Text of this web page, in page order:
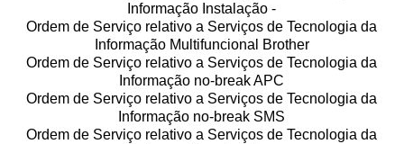
Informação Instalação -
Ordem de Serviço relativo a Serviços de Tecnologia da
Informação Multifuncional Brother
Ordem de Serviço relativo a Serviços de Tecnologia da
Informação no-break APC
Ordem de Serviço relativo a Serviços de Tecnologia da
Informação no-break SMS
Ordem de Serviço relativo a Serviços de Tecnologia da